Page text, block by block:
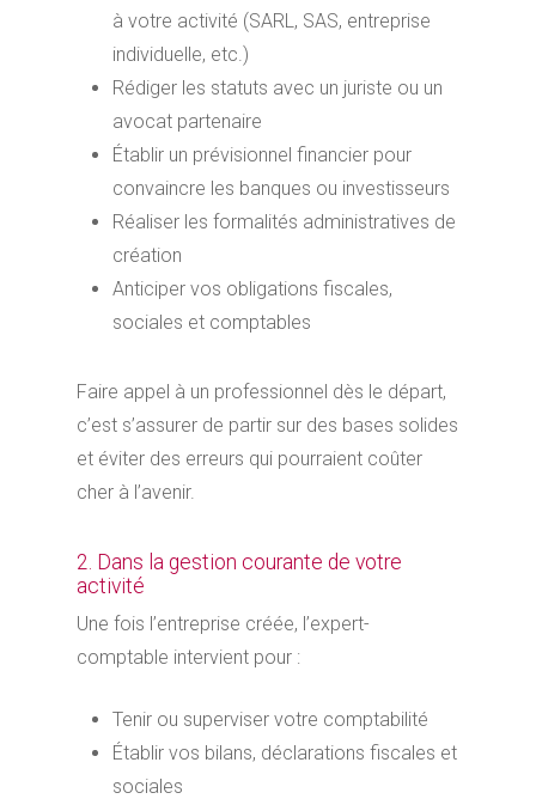
à votre activité (SARL, SAS, entreprise
individuelle, etc.)
Rédiger les statuts avec un juriste ou un
avocat partenaire
Établir un prévisionnel financier pour
convaincre les banques ou investisseurs
Réaliser les formalités administratives de
création
Anticiper vos obligations fiscales,
sociales et comptables
Faire appel à un professionnel dès le départ,
c’est s’assurer de partir sur des bases solides
et éviter des erreurs qui pourraient coûter
cher à l’avenir.
2. Dans la gestion courante de votre
activité
Une fois l’entreprise créée, l’expert-
comptable intervient pour :
Tenir ou superviser votre comptabilité
Établir vos bilans, déclarations fiscales et
sociales